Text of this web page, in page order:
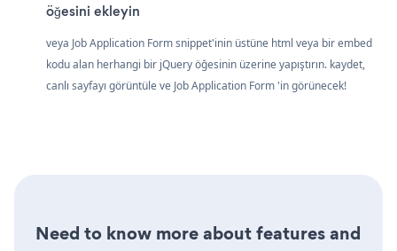
öğesini ekleyin
veya Job Application Form snippet'inin üstüne html veya bir embed
kodu alan herhangi bir jQuery öğesinin üzerine yapıştırın. kaydet,
canlı sayfayı görüntüle ve Job Application Form 'in görünecek!
Need to know more about features and